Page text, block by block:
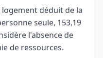
déduit de la
seule, 153,19
l'absence de
de ressources.